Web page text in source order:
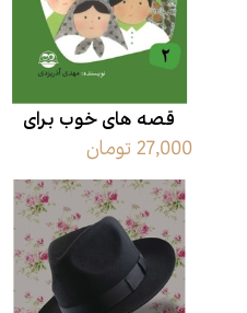
قصه های خوب برای
بچه های خوب 227,000 تومان